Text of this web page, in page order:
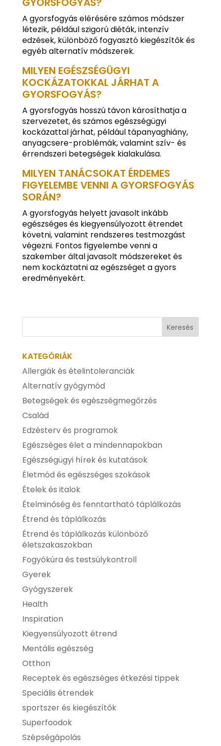
A gyorsfogyás elérésére számos módszer
létezik, például szigorú diéták, intenzív
edzések, különböző fogyasztó kiegészítők és
egyéb alternatív módszerek.
MILYEN EGÉSZSÉGÜGYI
KOCKÁZATOKKAL JÁRHAT A
GYORSFOGYÁS?
A gyorsfogyás hosszú távon károsíthatja a
szervezetet, és számos egészségügyi
kockázattal járhat, például tápanyaghiány,
anyagcsere-problémák, valamint szív- és
érrendszeri betegségek kialakulása.
MILYEN TANÁCSOKAT ÉRDEMES
FIGYELEMBE VENNI A GYORSFOGYÁS
SORÁN?
A gyorsfogyás helyett javasolt inkább
egészséges és kiegyensúlyozott étrendet
követni, valamint rendszeres testmozgást
végezni. Fontos figyelembe venni a
szakember által javasolt módszereket és
nem kockáztatni az egészséget a gyors
eredményekért.
KATEGÓRIÁK
Allergiák és ételintoleranciák
Alternatív gyógymód
Betegségek és egészségmegőrzés
Család
Edzésterv és programok
Egészséges élet a mindennapokban
Egészségügyi hírek és kutatások
Életmód és egészséges szokások
Ételek és italok
Ételminőség és fenntartható táplálkozás
Étrend és táplálkozás
Étrend és táplálkozás különböző
életszakaszokban
Fogyókúra és testsúlykontroll
Gyerek
Gyógyszerek
Health
Inspiration
Kiegyensúlyozott étrend
Mentális egészség
Otthon
Receptek és egészséges étkezési tippek
Speciális étrendek
sportszer és kiegészítők
Superfoodok
Szépségápolás